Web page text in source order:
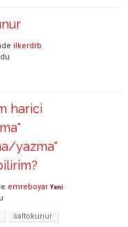
ilkerdrb
harici
yazma"
emreboyar Yeni
saltokunur